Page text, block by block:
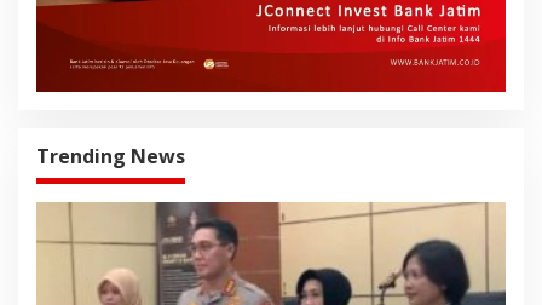
Trending News